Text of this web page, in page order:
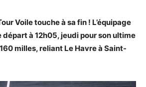
Voile touche à sa fin ! L’équipage
départ à 12h05, jeudi pour son ultime
milles, reliant Le Havre à Saint-